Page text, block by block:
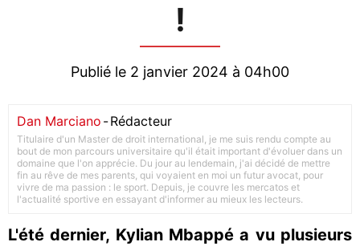
!
Publié le 2 janvier 2024 à 04h00
Dan Marciano -Rédacteur
Titulaire d'un Master de droit international, je me suis rendu compte au
bout de mon parcours universitaire qu'il était important d'évoluer dans un
domaine que l'on apprécie. Du jour au lendemain, j'ai décidé de mettre
fin au rêve de mes parents, qui voyaient en moi un futur avocat, pour
vivre de ma passion : le sport. Depuis, je couvre les mercatos et
l'actualité sportive en essayant d'informer au mieux les lecteurs.
L'été dernier, Kylian Mbappé a vu plusieurs